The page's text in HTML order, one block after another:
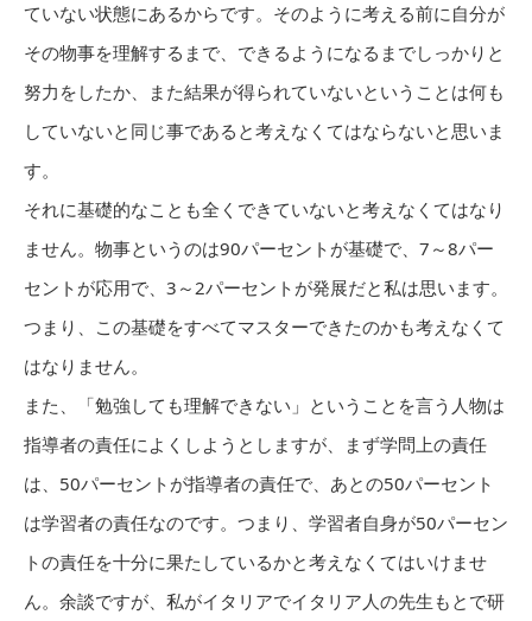
ていない状態にあるからです。そのように考える前に自分が
その物事を理解するまで、できるようになるまでしっかりと
努力をしたか、また結果が得られていないということは何も
していないと同じ事であると考えなくてはならないと思いま
す。
それに基礎的なことも全くできていないと考えなくてはなり
ません。物事というのは90パーセントが基礎で、7～8パー
セントが応用で、3～2パーセントが発展だと私は思います。
つまり、この基礎をすべてマスターできたのかも考えなくて
はなりません。
また、「勉強しても理解できない」ということを言う人物は
指導者の責任によくしようとしますが、まず学問上の責任
は、50パーセントが指導者の責任で、あとの50パーセント
は学習者の責任なのです。つまり、学習者自身が50パーセン
トの責任を十分に果たしているかと考えなくてはいけませ
ん。余談ですが、私がイタリアでイタリア人の先生もとで研